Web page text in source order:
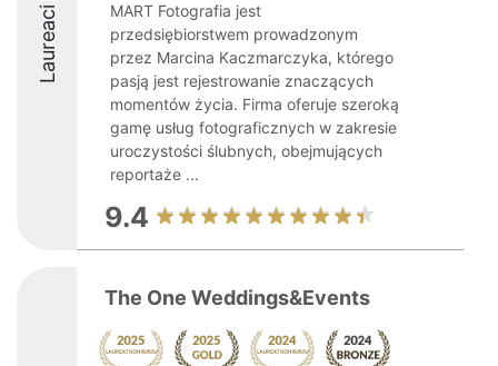
Laureaci
MART Fotografia jest
przedsiębiorstwem prowadzonym
przez Marcina Kaczmarczyka, którego
pasją jest rejestrowanie znaczących
momentów życia. Firma oferuje szeroką
gamę usług fotograficznych w zakresie
uroczystości ślubnych, obejmujących
reportaże ...
9.4
The One Weddings&Events